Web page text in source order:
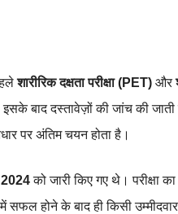
शारीरिक दक्षता परीक्षा (PET) और
बाद दस्तावेज़ों की जांच की जाती
पर अंतिम चयन होता है।
2024को जारी किए गए थे। परीक्षा
होने के बाद ही किसी